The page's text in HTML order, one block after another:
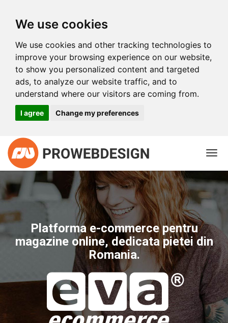
We use cookies
We use cookies and other tracking technologies to
improve your browsing experience on our website,
to show you personalized content and targeted
ads, to analyze our website traffic, and to
understand where our visitors are coming from.
I agree Change my preferences
Platforma e-commerce pentru
magazine online, dedicata pietei din
Romania.